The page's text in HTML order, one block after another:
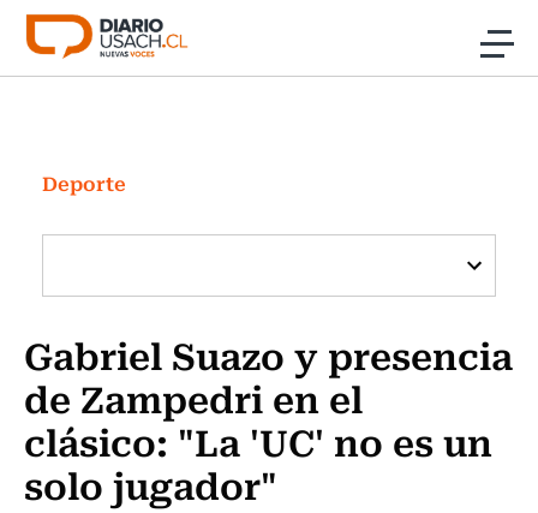
Click acá para ir directamente al contenido
Investigación
Cultura
Programas Radio y TV Usach
Deporte
Gabriel Suazo y presencia
de Zampedri en el
clásico: "La 'UC' no es un
solo jugador"